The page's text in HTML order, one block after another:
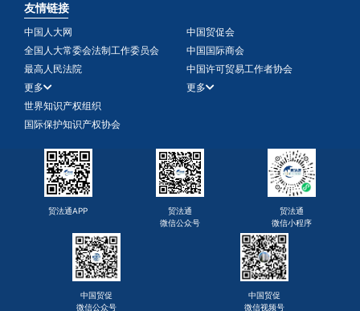
友情链接
中国人大网
全国人大常委会法制工作委员会
最高人民法院
更多
中国贸促会
中国国际商会
中国许可贸易工作者协会
更多
世界知识产权组织
国际保护知识产权协会
贸法通APP
贸法通
微信公众号
贸法通
微信小程序
中国贸促
微信公众号
中国贸促
微信视频号